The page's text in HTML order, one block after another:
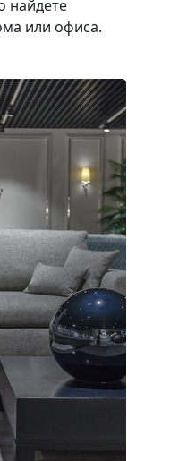
найдете
или офиса.